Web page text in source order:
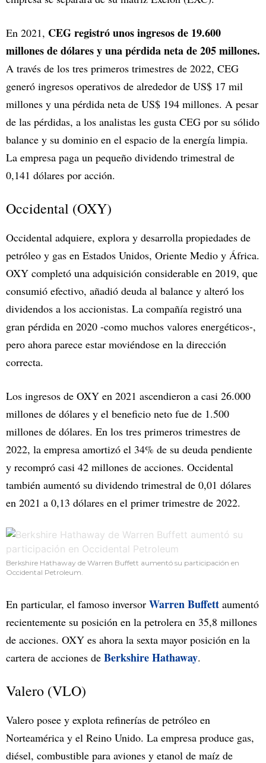
En 2021, CEG registró unos ingresos de 19.600
millones de dólares y una pérdida neta de 205 millones.
A través de los tres primeros trimestres de 2022, CEG
generó ingresos operativos de alrededor de US$ 17 mil
millones y una pérdida neta de US$ 194 millones. A pesar
de las pérdidas, a los analistas les gusta CEG por su sólido
balance y su dominio en el espacio de la energía limpia.
La empresa paga un pequeño dividendo trimestral de
0,141 dólares por acción.
Occidental (OXY)
Occidental adquiere, explora y desarrolla propiedades de
petróleo y gas en Estados Unidos, Oriente Medio y África.
OXY completó una adquisición considerable en 2019, que
consumió efectivo, añadió deuda al balance y alteró los
dividendos a los accionistas. La compañía registró una
gran pérdida en 2020 -como muchos valores energéticos-,
pero ahora parece estar moviéndose en la dirección
correcta.
Los ingresos de OXY en 2021 ascendieron a casi 26.000
millones de dólares y el beneficio neto fue de 1.500
millones de dólares. En los tres primeros trimestres de
2022, la empresa amortizó el 34% de su deuda pendiente
y recompró casi 42 millones de acciones. Occidental
también aumentó su dividendo trimestral de 0,01 dólares
en 2021 a 0,13 dólares en el primer trimestre de 2022.
Berkshire Hathaway de Warren Buffett aumentó su participación en
Occidental Petroleum.
En particular, el famoso inversor Warren Buffett aumentó
recientemente su posición en la petrolera en 35,8 millones
de acciones. OXY es ahora la sexta mayor posición en la
cartera de acciones de Berkshire Hathaway.
Valero (VLO)
Valero posee y explota refinerías de petróleo en
Norteamérica y el Reino Unido. La empresa produce gas,
diésel, combustible para aviones y etanol de maíz de